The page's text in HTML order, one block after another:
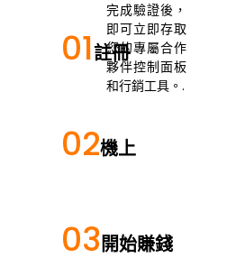
01註冊
02機上
完成驗證後，
即可立即存取
您的專屬合作
夥伴控制面板
和行銷工具。.
03開始賺錢